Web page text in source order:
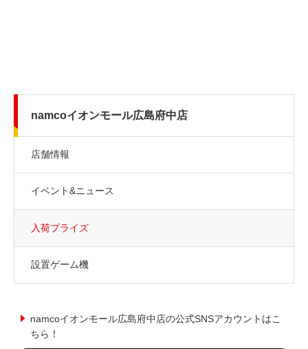
namcoイオンモール広島府中店
店舗情報
イベント&ニュース
入荷プライズ
設置ゲーム機
namcoイオンモール広島府中店の公式SNSアカウントはこ
ちら！